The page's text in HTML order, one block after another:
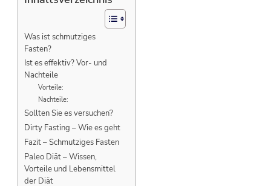
Was ist schmutziges
Fasten?
Ist es effektiv? Vor- und
Nachteile
Vorteile:
Nachteile:
Sollten Sie es versuchen?
Dirty Fasting – Wie es geht
Fazit – Schmutziges Fasten
Paleo Diät – Wissen,
Vorteile und Lebensmittel
der Diät